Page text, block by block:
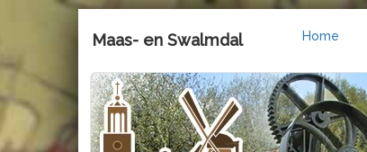
Maas- en Swalmdal Home